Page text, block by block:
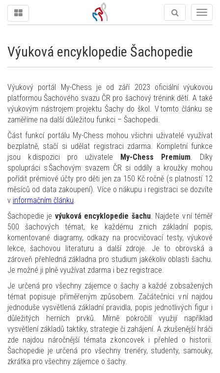
Výuková encyklopedie Šachopedie
Výukový portál My-Chess je od září 2023 oficiální výukovou
platformou Šachového svazu ČR pro šachový trénink dětí. A také
výukovým nástrojem projektu Šachy do škol. V tomto článku se
zaměříme na další důležitou funkci – Šachopedii.
Část funkcí portálu My-Chess mohou všichni uživatelé využívat
bezplatně, stačí si udělat registraci zdarma. Kompletní funkce
jsou k dispozici pro uživatele My-Chess Premium. Díky
spolupráci s Šachovým svazem ČR si oddíly a kroužky mohou
pořídit prémiové účty pro děti jen za 150 Kč ročně (s platností 12
měsíců od data zakoupení). Více o nákupu i registraci se dozvíte
v informačním článku.
Šachopedie je výuková encyklopedie šachu. Najdete v ní téměř
500 šachových témat, ke každému z nich základní popis,
komentované diagramy, odkazy na procvičovací testy, výukové
lekce, šachovou literaturu a další zdroje. Je to obrovská a
zároveň přehledná základna pro studium jakékoliv oblasti šachu.
Je možné ji plně využívat zdarma i bez registrace.
Je určená pro všechny zájemce o šachy a každé z obsažených
témat popisuje přiměřeným způsobem. Začátečníci v ní najdou
jednoduše vysvětlená základní pravidla, popis jednotlivých figur i
důležitých herních prvků. Mírně pokročilí využijí například
vysvětlení základů taktiky, strategie či zahájení. A zkušenější hráči
zde najdou náročnější témata z koncovek i přehled o historii.
Šachopedie je určená pro všechny trenéry, studenty, samouky,
zkrátka pro všechny zájemce o šachy.